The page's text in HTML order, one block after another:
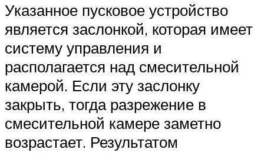
Указанное пусковое устройство
является заслонкой, которая имеет
систему управления и
располагается над смесительной
камерой. Если эту заслонку
закрыть, тогда разрежение в
смесительной камере заметно
возрастает. Результатом